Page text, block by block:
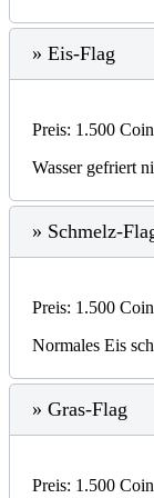
» Eis-Flag
Preis: 1.500
Wasser gefriert
» Schmelz-
Preis: 1.500
Normales Eis
» Gras-Flag
Preis: 1.500